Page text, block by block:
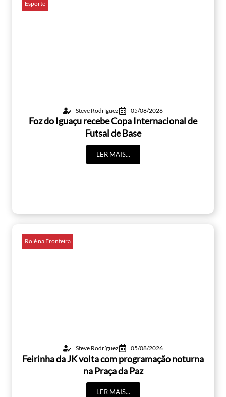
Esporte
Steve Rodríguez 05/08/2026
Foz do Iguaçu recebe Copa Internacional de
Futsal de Base
LER MAIS...
Rolê na Fronteira
Steve Rodríguez 05/08/2026
Feirinha da JK volta com programação noturna
na Praça da Paz
LER MAIS...